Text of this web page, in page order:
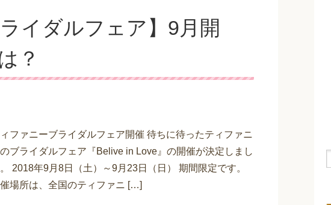
イダルフェア】9月開
？
ファニーブライダルフェア開催 待ちに待ったティファニ
ブライダルフェア『Belive in Love』の開催が決定しまし
2018年9月8日（土）～9月23日（日） 期間限定です。
場所は、全国のティファニ […]